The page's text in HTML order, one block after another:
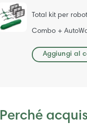
Total kit per
Combo +
Aggiungi al
Perché